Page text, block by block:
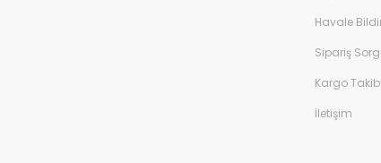
Havale
Sipariş
Kargo Takibi
İletişim